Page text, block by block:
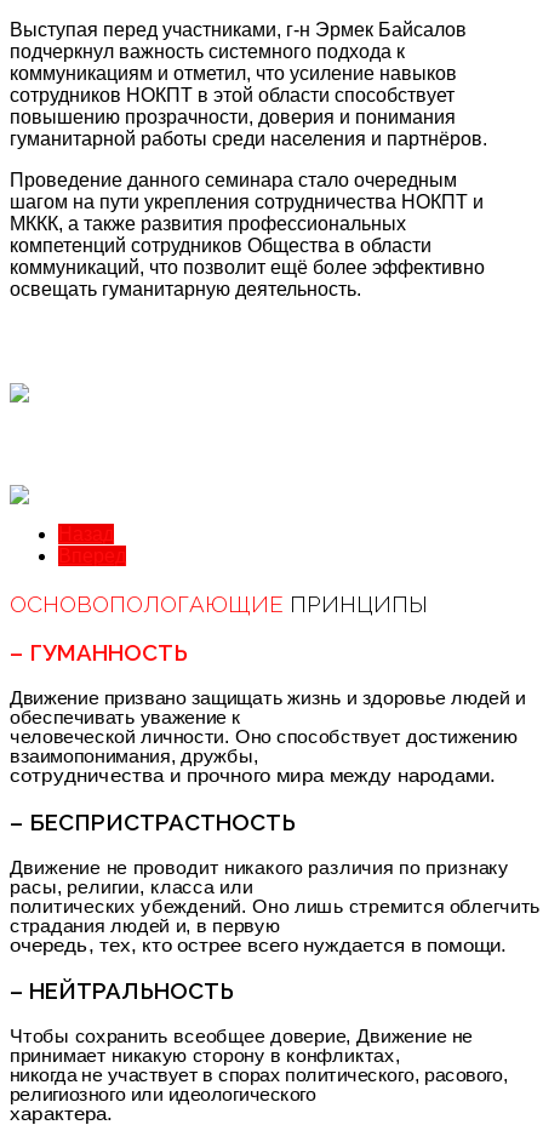
Выступая перед участниками, г-н Эрмек Байсалов
подчеркнул важность системного подхода к
коммуникациям и отметил, что усиление навыков
сотрудников НОКПТ в этой области способствует
повышению прозрачности, доверия и понимания
гуманитарной работы среди населения и партнёров.
Проведение данного семинара стало очередным
шагом на пути укрепления сотрудничества НОКПТ и
МККК, а также развития профессиональных
компетенций сотрудников Общества в области
коммуникаций, что позволит ещё более эффективно
освещать гуманитарную деятельность.
ОСНОВОПОЛОГАЮЩИЕ ПРИНЦИПЫ
– ГУМАННОСТЬ
Движение призвано защищать жизнь и здоровье людей и
обеспечивать уважение к
человеческой личности. Оно способствует достижению
взаимопонимания, дружбы,
сотрудничества и прочного мира между народами.
– БЕСПРИСТРАСТНОСТЬ
Движение не проводит никакого различия по признаку
расы, религии, класса или
политических убеждений. Оно лишь стремится облегчить
страдания людей и, в первую
очередь, тех, кто острее всего нуждается в помощи.
– НЕЙТРАЛЬНОСТЬ
Чтобы сохранить всеобщее доверие, Движение не
принимает никакую сторону в конфликтах,
никогда не участвует в спорах политического, расового,
религиозного или идеологического
характера.